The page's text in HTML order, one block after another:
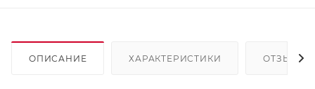
ОПИСАНИЕ ХАРАКТЕРИСТИКИ ОТЗЫВЫ